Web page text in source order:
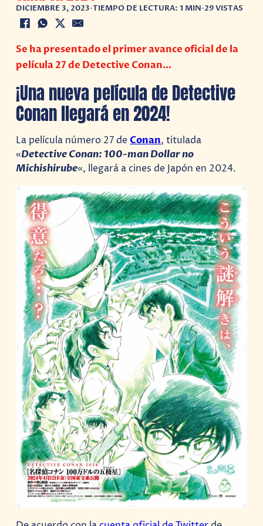
DICIEMBRE 3, 2023•TIEMPO DE LECTURA: 1 MIN•29 VISTAS
Se ha presentado el primer avance oficial de la
película 27 de Detective Conan…
¡Una nueva película de Detective
Conan llegará en 2024!
La película número 27 deConan, titulada
«Detective Conan: 100-man Dollar no
Michishirube«, llegará a cines de Japón en 2024.